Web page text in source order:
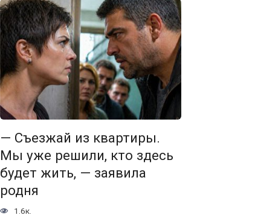
— Съезжай из квартиры.
Мы уже решили, кто здесь
будет жить, — заявила
родня
1.6к.